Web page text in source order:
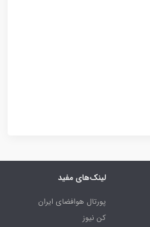
لینک‌های مفید
پورتال هوافضای ایران
کن نیوز